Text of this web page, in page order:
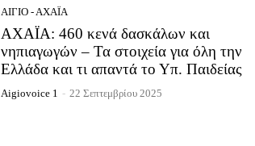
ΑΊΓΙΟ - ΑΧΑΪ́Α
ΑΧΑΪΑ: 460 κενά δασκάλων και
νηπιαγωγών – Τα στοιχεία για όλη την
Ελλάδα και τι απαντά το Υπ. Παιδείας
Aigiovoice 1 - 22 Σεπτεμβρίου 2025